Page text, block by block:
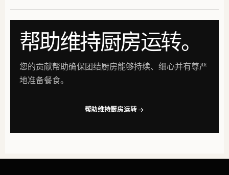
帮助维持厨房运转。
您的贡献帮助确保团结厨房能够持续、细心并有尊严
地准备餐食。
帮助维持厨房运转